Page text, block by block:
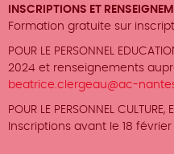
INSCRIPTIONS ET
Formation gratuite sur
POUR LE PERSONNEL
2024 et renseignements
beatrice.clergeau@ac-
POUR LE PERSONNEL CULTURE,
Inscriptions avant le 18